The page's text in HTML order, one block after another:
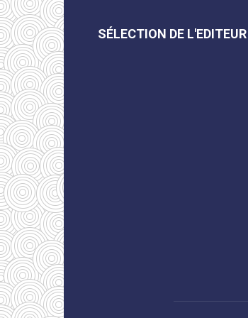
SÉLECTION DE L'EDITEUR